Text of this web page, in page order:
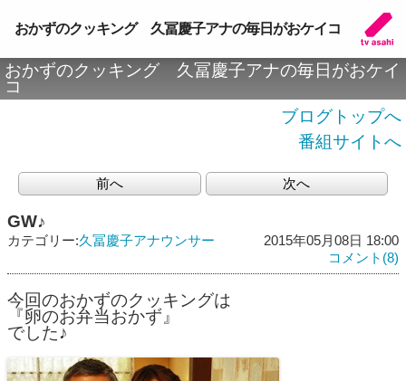
おかずのクッキング 久冨慶子アナの毎日がおケイコ
おかずのクッキング 久冨慶子アナの毎日がおケイ
コ
ブログトップへ
番組サイトへ
前へ 次へ
GW♪
カテゴリー:久冨慶子アナウンサー
2015年05月08日 18:00
コメント(8)
今回のおかずのクッキングは
『卵のお弁当おかず』
でした♪